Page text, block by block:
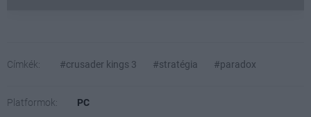
Címkék: #crusader kings 3 #stratégia #paradox
Platformok: PC